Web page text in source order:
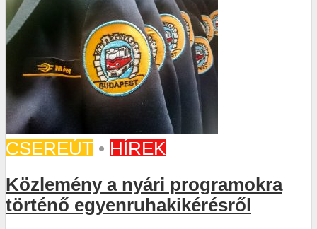
CSEREÚT • HÍREK
Közlemény a nyári programokra
történő egyenruhakikérésről